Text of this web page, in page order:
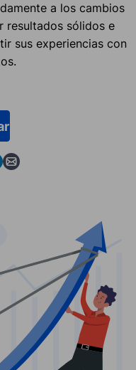
a los cambios
resultados sólidos e
sus experiencias con
Messenger
in WhatsApp
us in Telegram
us in Linkedin
Contact us by email